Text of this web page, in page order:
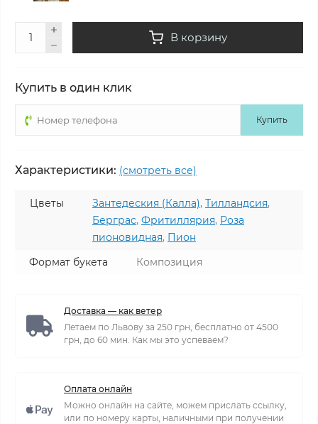
В корзину
Купить в один клик
Купить
Характеристики: (смотреть все)
Цветы Зантедеския (Калла), Тилландсия,
Берграс, Фритиллярия, Роза
пионовидная, Пион
Формат букета
Композиция
Доставка — как ветер
Летаем по Львову за 250 грн, бесплатно от 4500
грн, до 60 мин. Как мы это успеваем?
Оплата онлайн
Можно онлайн на сайте, можем прислать ссылку,
или по номеру карты, наличными при получении